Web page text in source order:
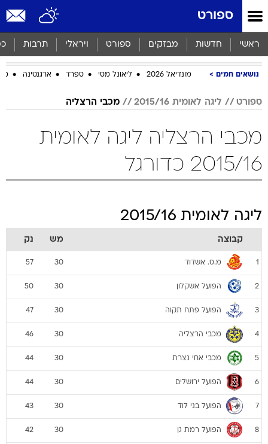
ספורט
ראשי חדשות מבזקים ספורט ויראלי תרבות
נושאים חמים מונדיאל 2026 ליאונל מסי ספרד ארגנטינה
ספורט ליגה לאומית 2015/16 מכבי הרצליה
מכבי הרצליה ליגה לאומית
2015/16 כדורגל
ליגה לאומית 2015/16
קבוצה מש נק
1 מ.ס. אשדוד 30
57
2 הפועל אשקלון 30
50
3 הפועל פתח תקוה 30
47
4 מכבי הרצליה 30
46
5 מכבי אחי נצרת 30
44
6 הפועל ירושלים 30
44
7 הפועל בני לוד 30
43
8 הפועל רמת גן 30
42